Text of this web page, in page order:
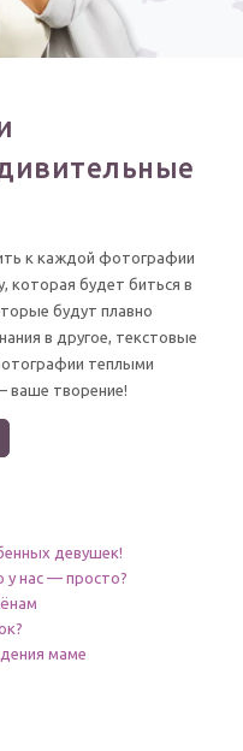
к каждой фотографии
которая будет биться в
будут плавно
в другое, текстовые
теплыми
ваше творение!
девушек!
нас — просто?
маме